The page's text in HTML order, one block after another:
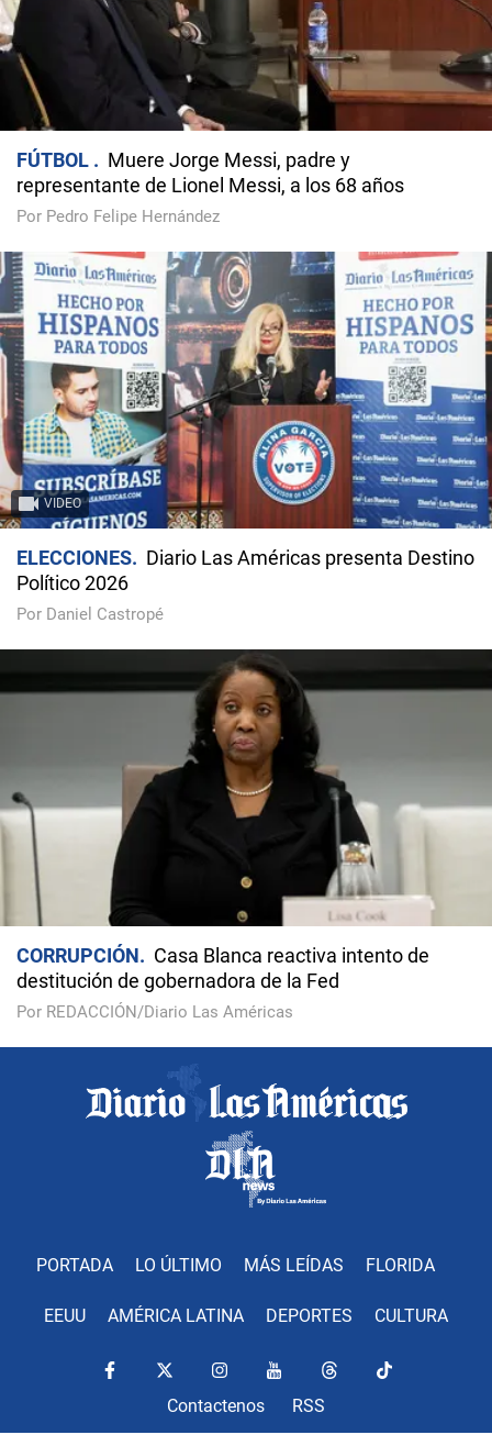
FÚTBOL
Muere Jorge Messi, padre y
representante de Lionel Messi, a los 68 años
Por Pedro Felipe Hernández
VIDEO
ELECCIONES
Diario Las Américas presenta Destino
Político 2026
Por Daniel Castropé
CORRUPCIÓN
Casa Blanca reactiva intento de
destitución de gobernadora de la Fed
Por REDACCIÓN/Diario Las Américas
PORTADA LO ÚLTIMO MÁS LEÍDAS FLORIDA
EEUU AMÉRICA LATINA DEPORTES CULTURA
Contactenos RSS